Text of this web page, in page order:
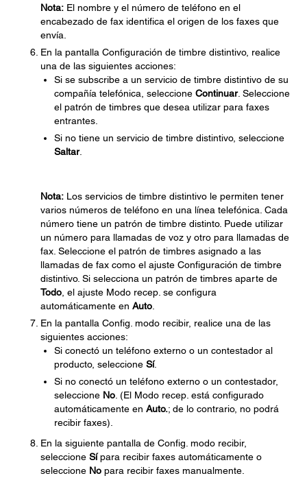
Nota: El nombre y el número de teléfono en el
encabezado de fax identifica el origen de los faxes que
envía.
En la pantalla Configuración de timbre distintivo, realice
una de las siguientes acciones:
Si se subscribe a un servicio de timbre distintivo de su
compañía telefónica, seleccione Continuar. Seleccione
el patrón de timbres que desea utilizar para faxes
entrantes.
Si no tiene un servicio de timbre distintivo, seleccione
Saltar.
Nota: Los servicios de timbre distintivo le permiten tener
varios números de teléfono en una línea telefónica. Cada
número tiene un patrón de timbre distinto. Puede utilizar
un número para llamadas de voz y otro para llamadas de
fax. Seleccione el patrón de timbres asignado a las
llamadas de fax como el ajuste Configuración de timbre
distintivo. Si selecciona un patrón de timbres aparte de
Todo , el ajuste Modo recep. se configura
automáticamente en Auto
En la pantalla Config. modo recibir, realice una de las
siguientes acciones:
Si conectó un teléfono externo o un contestador al
producto, seleccione Sí.
Si no conectó un teléfono externo o un contestador,
seleccione No . (El Modo recep. está configurado
automáticamente en Auto.; de lo contrario, no podrá
recibir faxes).
En la siguiente pantalla de Config. modo recibir,
seleccione Sípara recibir faxes automáticamente o
seleccione No para recibir faxes manualmente.